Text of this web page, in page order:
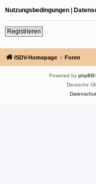
Nutzungsbedingungen |
Registrieren
ISDV-Homepage Foren
Powered by phpBB
Deutsche